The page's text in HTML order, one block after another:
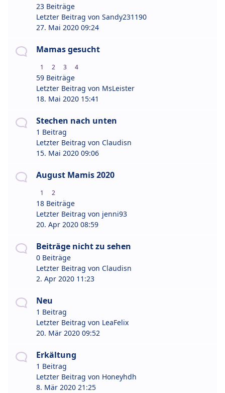
23 Beiträge
Letzter Beitrag von Sandy231190
27. Mai 2020 09:24
Mamas gesucht
1 2 3 4
59 Beiträge
Letzter Beitrag von MsLeister
18. Mai 2020 15:41
Stechen nach unten
1 Beitrag
Letzter Beitrag von Claudisn
15. Mai 2020 09:06
August Mamis 2020
1 2
18 Beiträge
Letzter Beitrag von jenni93
20. Apr 2020 08:59
Beiträge nicht zu sehen
0 Beiträge
Letzter Beitrag von Claudisn
2. Apr 2020 11:23
Neu
1 Beitrag
Letzter Beitrag von LeaFelix
20. Mär 2020 09:52
Erkältung
1 Beitrag
Letzter Beitrag von Honeyhdh
8. Mär 2020 21:25